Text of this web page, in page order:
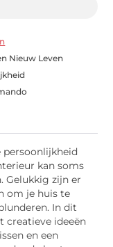
Nieuw Leven
persoonlijkheid
kan soms
Gelukkig zijn er
om je huis te
In dit
creatieve ideeën
en een